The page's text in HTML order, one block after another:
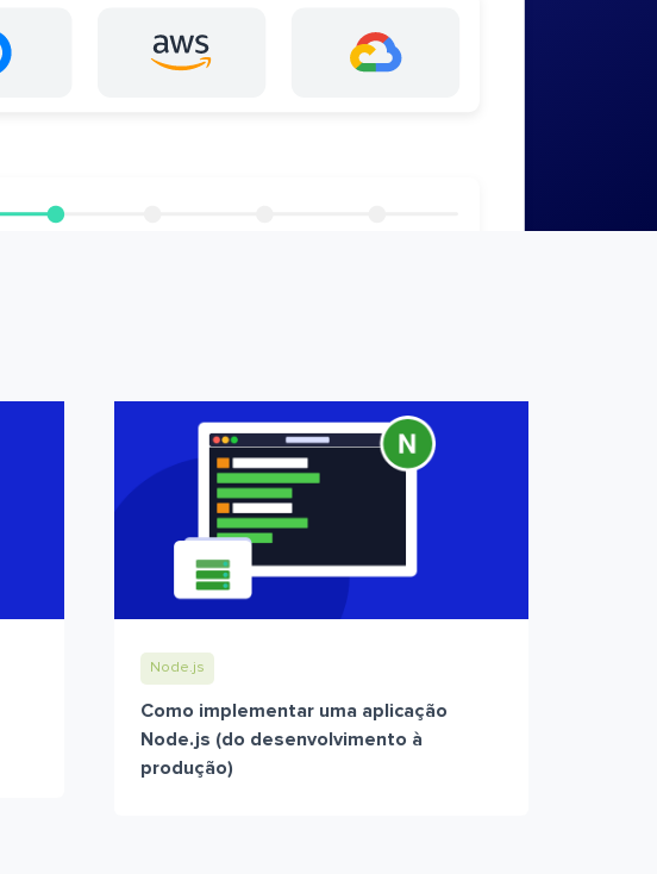
Node.js
Como implementar uma aplicação
Node.js (do desenvolvimento à
produção)